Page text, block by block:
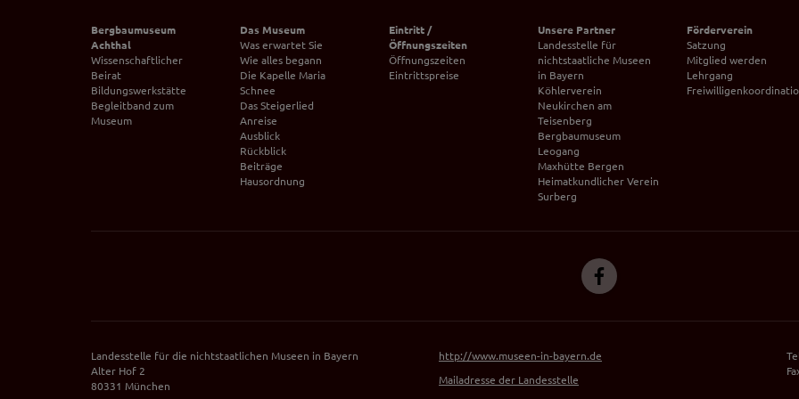
YouTube / Vimeo
Videos werden über die Plattformen YouTube oder Vimeo eingebunden. Wir nutzen YouTube im
Datenschutzmodus. Dieser Modus bewirkt laut YouTube, dass YouTube keine Informationen über die
Website speichert, bevor diese sich das Video ansehen.
Optional sind externe Inhalte auf den Seiten dieser Website eingebunden. Das können Kartendienste
sein oder auch Anwendungen einer externen Website.
Bergbaumuseum
Achthal
Wissenschaftlicher
Beirat
Bildungswerkstätte
Begleitband zum
Museum
Das Museum
Was erwartet Sie
Wie alles begann
Die Kapelle Maria
Schnee
Das Steigerlied
Anreise
Ausblick
Rückblick
Beiträge
Hausordnung
Eintritt /
Öffnungszeiten
Öffnungszeiten
Eintrittspreise
Unsere Partner
Landesstelle für
nichtstaatliche Museen
in Bayern
Köhlerverein
Neukirchen am
Teisenberg
Bergbaumuseum
Leogang
Maxhütte Bergen
Heimatkundlicher Verein
Surberg
Förderverein
Satzung
Mitglied werden
Lehrgang
Landesstelle für die nichtstaatlichen Museen in Bayern
Alter Hof 2
80331 München
http://www.museen-in-bayern.de
Mailadresse der Landesstelle